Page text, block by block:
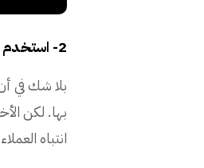
2- استخدم عبارات تسويقية قوية
بلا شك في
بها. لكن
انتباه